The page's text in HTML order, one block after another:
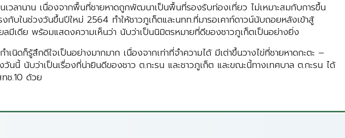
เวลานาน เนื่องจากพื้นที่ชายหาดถูกพัฒนาเป็นพื้นที่รองรับท่องเที่ยว ไม่เหมาะสมกับการขึ้น
บในช่วงวันขึ้นปีใหม่ 2564 ทำให้ชาวภูเก็ตและนทท.ที่มารอเคาท์ดาวน์นับถอยหลังเข้าสู้
มีเดีย พร้อมแสดงความเห็นว่า นับว่าเป็นนิมิตรหมายที่ดีของชาวภูเก็ตเป็นอย่างยิ่ง
ดก็รู้สึกดีใจเป็นอย่างมากมาก เนื่องจากเท่าที่จำความได้ มีเต่าขึ้นวางไข่ที่ชายหาดกะตะ –
นี้ นับว่าเป็นเรื่องที่น่ายินดีของชาว ต.กะรน และชาวภูเก็ต และขณะนี้ทางเทศบาล ต.กะรน ได้
ช.10 ด้วย